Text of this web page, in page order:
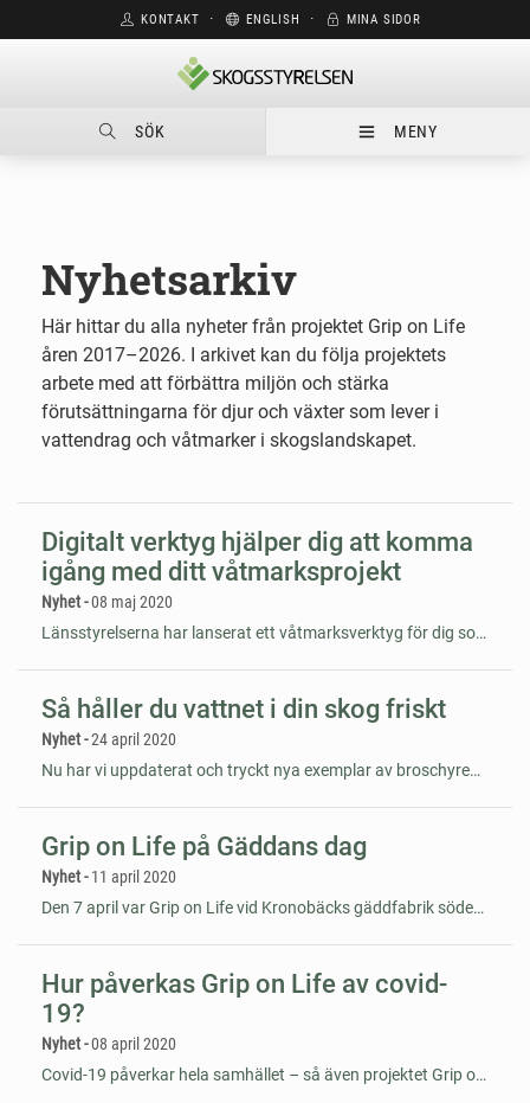
KONTAKT ⋅ ENGLISH ⋅ MINA SIDOR
SÖK MENY
Nyhetsarkiv
Här hittar du alla nyheter från projektet Grip on Life
åren 2017–2026. I arkivet kan du följa projektets
arbete med att förbättra miljön och stärka
förutsättningarna för djur och växter som lever i
vattendrag och våtmarker i skogslandskapet.
Digitalt verktyg hjälper dig att komma
igång med ditt våtmarksprojekt
Nyhet -08 maj 2020
Länsstyrelserna har lanserat ett våtmarksverktyg för dig som är intresserad av att anlägga eller restaurera en våtmark och vill söka stödbidrag. Våtmarksverktyget sammanställer relevant geografisk information som du kan skicka till en handläggare som sedan bedömer ditt våtmarksprojekt.
Så håller du vattnet i din skog friskt
Nyhet -24 april 2020
Nu har vi uppdaterat och tryckt nya exemplar av broschyren Din skog, allas vatten. I broschyren kan du läsa om hur du som skogsägare kan göra för att vattnet i din skog ska hålla sig friskt!
Grip on Life på Gäddans dag
Nyhet -11 april 2020
Den 7 april var Grip on Life vid Kronobäcks gäddfabrik söder om Mönsterås för att medverka i Gäddans dag. Gäddans dag är en aktivitet för hela familjen och vi fanns på plats för att träffa besökarna, berätta om projektet och betydelsen av vattendrag och våtmarker i skogslandskapet.
Hur påverkas Grip on Life av covid-
19?
Nyhet -08 april 2020
Covid-19 påverkar hela samhället – så även projektet Grip on Life. Det innebär exempelvis att vi ställer in möten och andra evenemang under våren och gör justeringar i vår tidplan.